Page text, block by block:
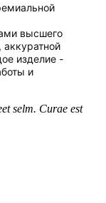
высшего
изделие -
и
selm. Curae est